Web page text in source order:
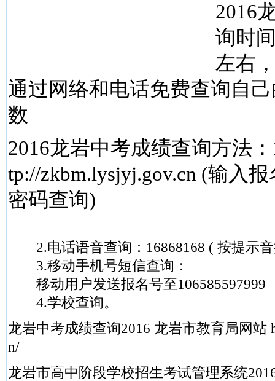
2016
询时
左右
通过网络和电话免费查询自
数
2016龙岩中考成绩查询方法
tp://zkbm.lysjyj.gov.cn (输入
密码查询)
2.电话语音查询：16868168 ( 按提示
3.移动手机号短信查询：
移动用户发送报名号至106585597999
4.学校查询。
龙岩中考成绩查询2016 龙岩市教育局网站
n/
龙岩市高中阶段学校招生考试管理系统